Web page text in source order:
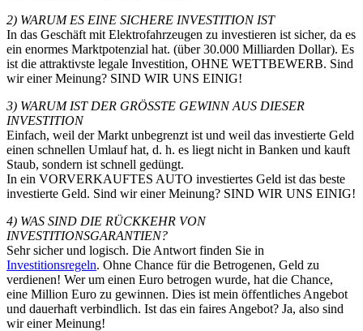
2) WARUM ES EINE SICHERE INVESTITION IST
In das Geschäft mit Elektrofahrzeugen zu investieren ist sicher, da es
ein enormes Marktpotenzial hat. (über 30.000 Milliarden Dollar). Es
ist die attraktivste legale Investition, OHNE WETTBEWERB. Sind
wir einer Meinung? SIND WIR UNS EINIG!
3) WARUM IST DER GRÖSSTE GEWINN AUS DIESER
INVESTITION
Einfach, weil der Markt unbegrenzt ist und weil das investierte Geld
einen schnellen Umlauf hat, d. h. es liegt nicht in Banken und kauft
Staub, sondern ist schnell gedüngt.
In ein VORVERKAUFTES AUTO investiertes Geld ist das beste
investierte Geld. Sind wir einer Meinung? SIND WIR UNS EINIG!
4) WAS SIND DIE RÜCKKEHR VON
INVESTITIONSGARANTIEN?
Sehr sicher und logisch. Die Antwort finden Sie in
Investitionsregeln. Ohne Chance für die Betrogenen, Geld zu
verdienen! Wer um einen Euro betrogen wurde, hat die Chance,
eine Million Euro zu gewinnen. Dies ist mein öffentliches Angebot
und dauerhaft verbindlich. Ist das ein faires Angebot? Ja, also sind
wir einer Meinung!